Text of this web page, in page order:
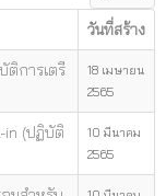
วันที่สร้าง
ติการเตรี
18 เมษายน
2565
in (ปฏิบัติ
10 มีนาคม
2565